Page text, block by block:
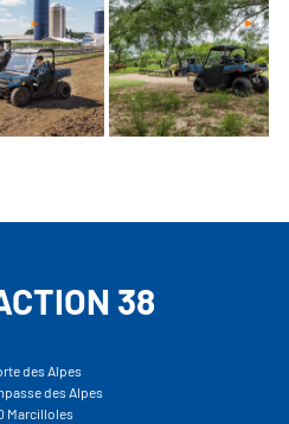
38
des Alpes
des Alpes
Marcilloles